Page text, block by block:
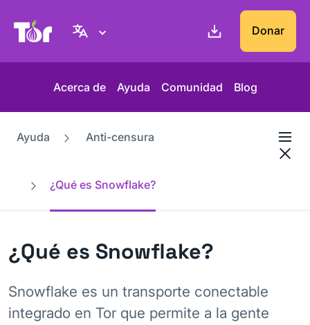
Web del Proyecto Tor Donar
Acerca de Ayuda Comunidad Blog
Ayuda Anti-censura
¿Qué es Snowflake?
¿Qué es Snowflake?
Snowflake es un transporte conectable
integrado en Tor que permite a la gente